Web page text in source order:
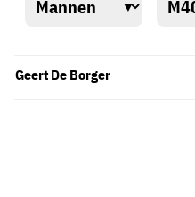
Geert De Borger